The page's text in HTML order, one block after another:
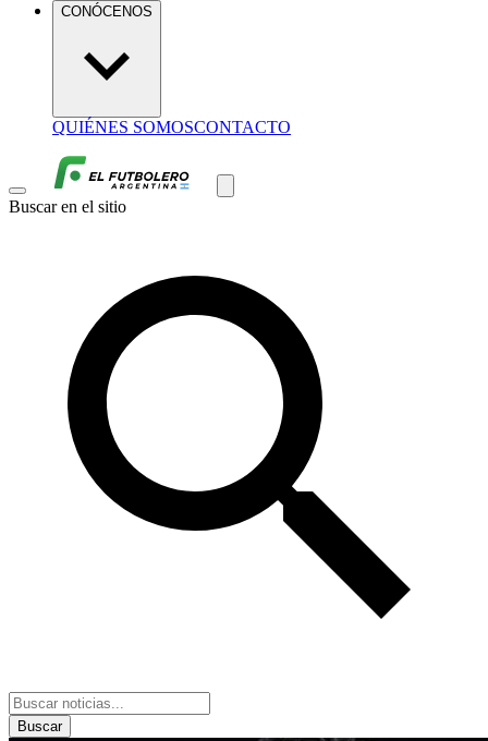
CONÓCENOS
QUIÉNES SOMOSCONTACTO
Buscar en el sitio
Buscar